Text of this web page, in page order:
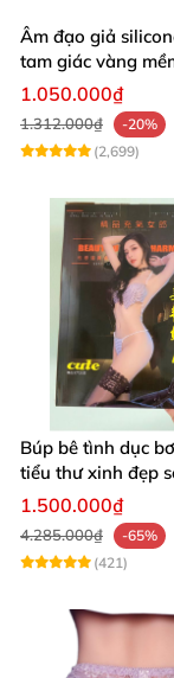
Âm đạo giả
tam giác vàng
thật nhất
1.050.000₫
1.312.000₫
-20%
(2,699)
Búp bê tình dục
tiểu thư xinh đẹp
quyến rũ rung rên
1.500.000₫
4.285.000₫
-65%
(421)